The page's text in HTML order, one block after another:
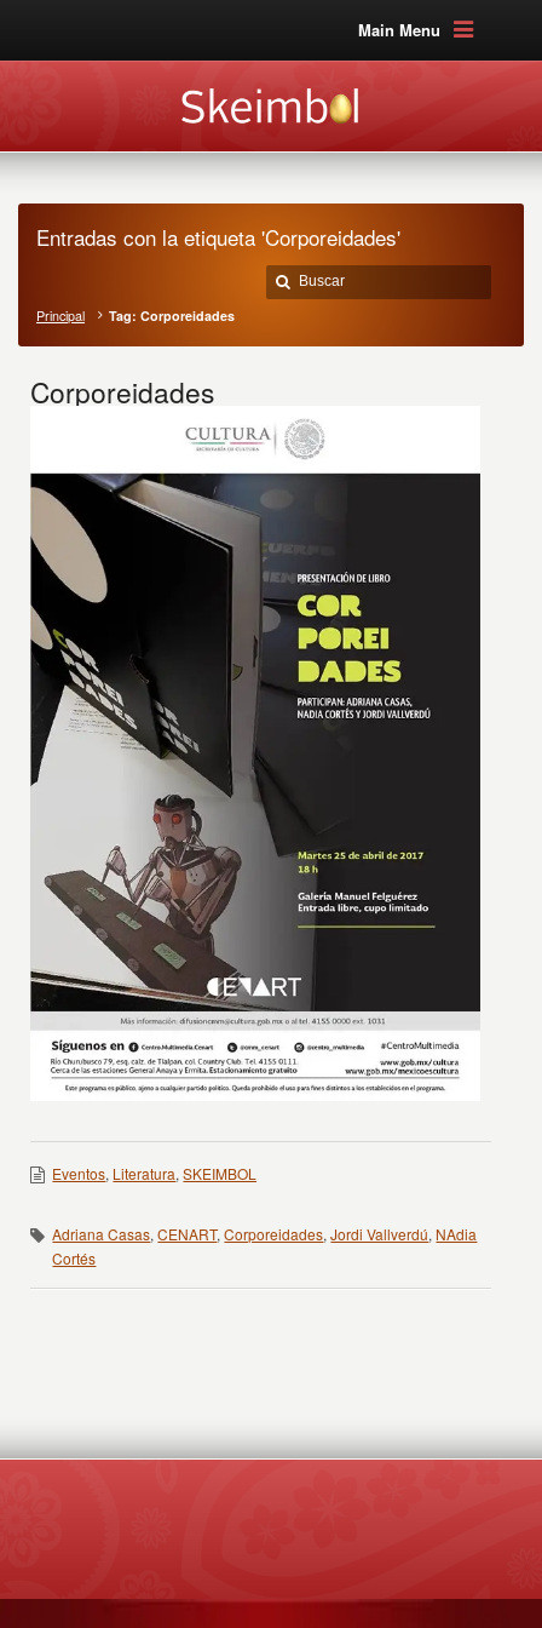
Main Menu
Entradas con la etiqueta 'Corporeidades'
Principal Tag: Corporeidades
Corporeidades
Eventos, Literatura,SKEIMBOL
Adriana Casas,CENART,Corporeidades,Jordi Vallverdú, NAdia
Cortés